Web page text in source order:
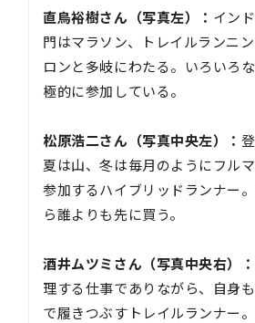
直鳥裕樹さん（写真左）： イン
門はマラソン、トレイルランニ
ロンと多岐にわたる。いろいろ
極的に参加している。
松原浩二さん（写真中央左）：
夏は山、冬は毎月のようにフル
参加するハイブリッドランナー
ら誰よりも先に買う。
酒井ムツミさん（写真中央右）：
理する仕事でありながら、自身
で履きつぶすトレイルランナー